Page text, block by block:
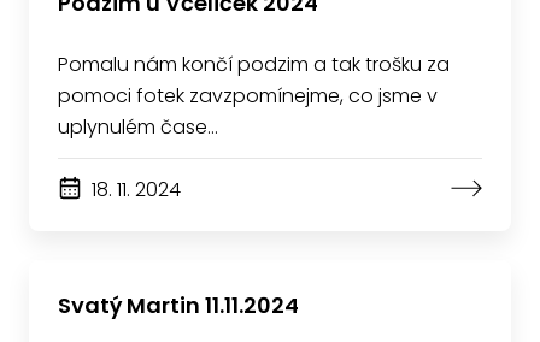
Pomalu nám končí podzim a tak trošku za
pomoci fotek zavzpomínejme, co jsme v
uplynulém čase…
18. 11. 2024
Svatý Martin 11.11.2024